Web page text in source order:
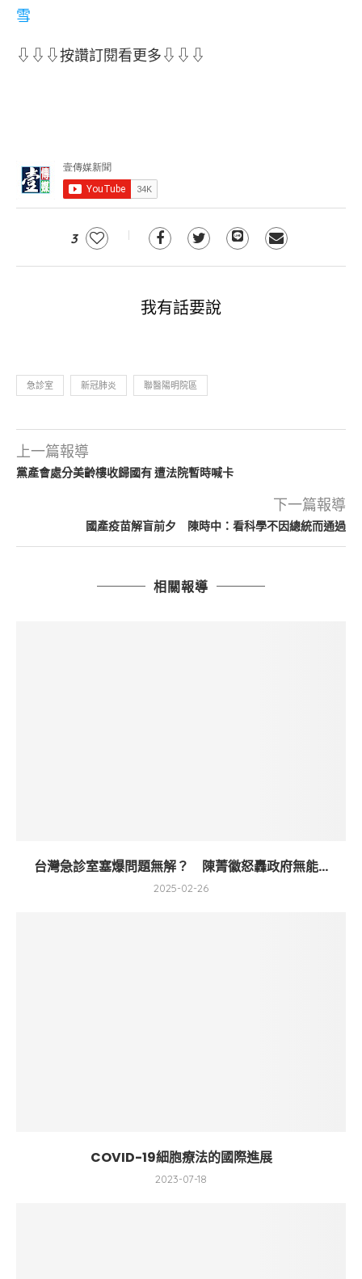
雪
⇩⇩⇩按讚訂閱看更多⇩⇩⇩
3
我有話要說
急診室 新冠肺炎 聯醫陽明院區
上一篇報導
黨產會處分美齡樓收歸國有 遭法院暫時喊卡
下一篇報導
國產疫苗解盲前夕 陳時中：看科學不因總統而通過
相關報導
台灣急診室塞爆問題無解？ 陳菁徽怒轟政府無能...
2025-02-26
COVID-19細胞療法的國際進展
2023-07-18